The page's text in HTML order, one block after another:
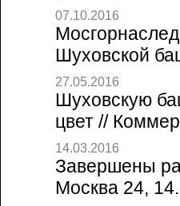
07.10.2016
Шуховской
27.05.2016
Шуховскую
цвет //
14.03.2016
Завершены
Москва 24,